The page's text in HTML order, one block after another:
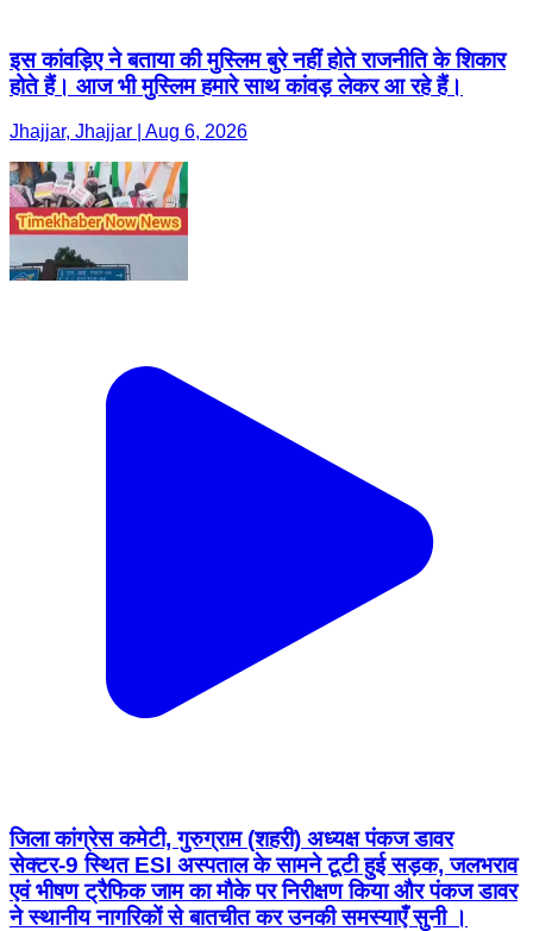
इस कांवड़िए ने बताया की मुस्लिम बुरे नहीं होते राजनीति के शिकार
होते हैं। आज भी मुस्लिम हमारे साथ कांवड़ लेकर आ रहे हैं।
Jhajjar, Jhajjar | Aug 6, 2026
जिला कांग्रेस कमेटी, गुरुग्राम (शहरी) अध्यक्ष पंकज डावर
सेक्टर-9 स्थित ESI अस्पताल के सामने टूटी हुई सड़क, जलभराव
एवं भीषण ट्रैफिक जाम का मौके पर निरीक्षण किया और पंकज डावर
ने स्थानीय नागरिकों से बातचीत कर उनकी समस्याएँ सुनी ।